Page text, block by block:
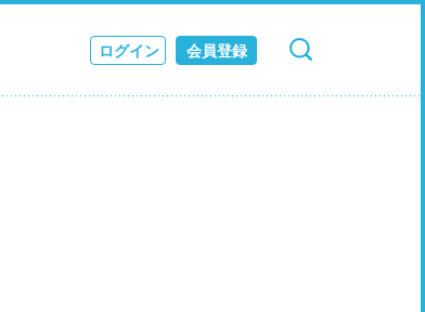
ログイン 会員登録
検索 キャンセル